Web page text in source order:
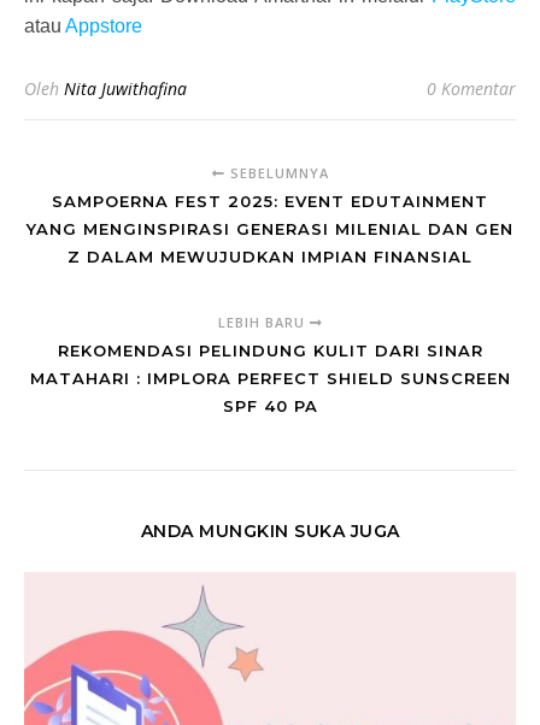
atau Appstore
Oleh Nita Juwithafina 0 Komentar
SEBELUMNYA
SAMPOERNA FEST 2025: EVENT EDUTAINMENT
YANG MENGINSPIRASI GENERASI MILENIAL DAN GEN
Z DALAM MEWUJUDKAN IMPIAN FINANSIAL
LEBIH BARU
REKOMENDASI PELINDUNG KULIT DARI SINAR
MATAHARI : IMPLORA PERFECT SHIELD SUNSCREEN
SPF 40 PA
ANDA MUNGKIN SUKA JUGA